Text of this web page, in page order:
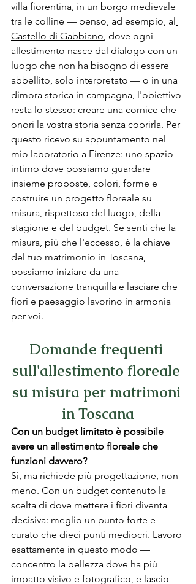
villa fiorentina, in un borgo medievale
tra le colline — penso, ad esempio, al
Castello di Gabbiano, dove ogni
allestimento nasce dal dialogo con un
luogo che non ha bisogno di essere
abbellito, solo interpretato — o in una
dimora storica in campagna, l'obiettivo
resta lo stesso: creare una cornice che
onori la vostra storia senza coprirla. Per
questo ricevo su appuntamento nel
mio laboratorio a Firenze: uno spazio
intimo dove possiamo guardare
insieme proposte, colori, forme e
costruire un progetto floreale su
misura, rispettoso del luogo, della
stagione e del budget. Se senti che la
misura, più che l'eccesso, è la chiave
del tuo matrimonio in Toscana,
possiamo iniziare da una
conversazione tranquilla e lasciare che
fiori e paesaggio lavorino in armonia
per voi.
Domande frequenti
sull'allestimento floreale
su misura per matrimoni
in Toscana
Con un budget limitato è possibile
avere un allestimento floreale che
funzioni davvero?
Sì, ma richiede più progettazione, non
meno. Con un budget contenuto la
scelta di dove mettere i fiori diventa
decisiva: meglio un punto forte e
curato che dieci punti mediocri. Lavoro
esattamente in questo modo —
concentro la bellezza dove ha più
impatto visivo e fotografico, e lascio